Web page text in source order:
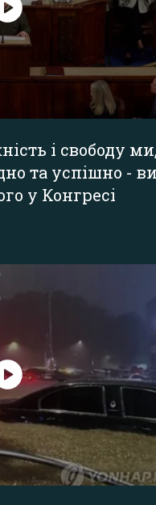
і свободу
та успішно -
у Конгресі